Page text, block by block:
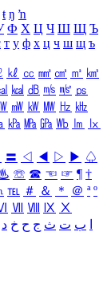
ŧ ŋ ŉ
Ф Х Ц Ч Ш Щ Ъ
т у ф х ц ч ш щ ъ
㎘ ㏄ ㎣ ㎤ ㎥ ㎦
㎉ ㏈ ㎧ ㎨ ㎰
㎽ ㎾ ㎿ ㎐ ㎑
㎪ ㎫ ㎬ ㏝ ㏐
㏓
〓 ◁ ◀ ▷ ▶ ♤
☏ ☎ ☜ ☞ ¶ †
℡ ＃ ＆ ＊ ＠ ª º
Ⅶ Ⅷ Ⅸ Ⅹ
ب ت ث ج ح خ د